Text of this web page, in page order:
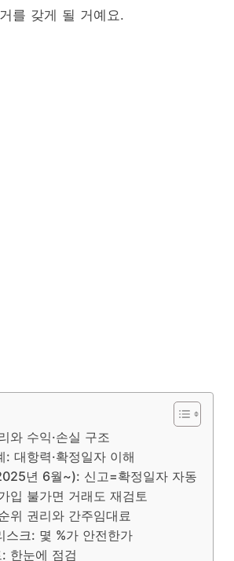
를 갖게 될 거예요.
와 수익·손실 구조
대항력·확정일자 이해
년 6월~): 신고=확정일자 자동
입 불가면 거래도 재검토
위 권리와 간주임대료
스크: 몇 %가 안전한가
한눈에 점검